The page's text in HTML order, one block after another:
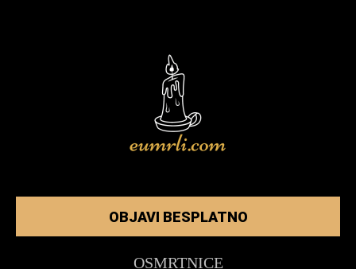
OBJAVI BESPLATNO
OSMRTNICE